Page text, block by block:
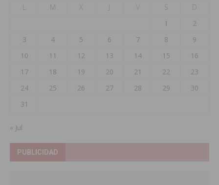
L
M X J V S
D
1
2
3
4 5 6 7 8
9
10
11 12 13 14 15
16
17
18 19 20 21 22
23
24
25 26 27 28 29
30
31
« Jul
PUBLICIDAD